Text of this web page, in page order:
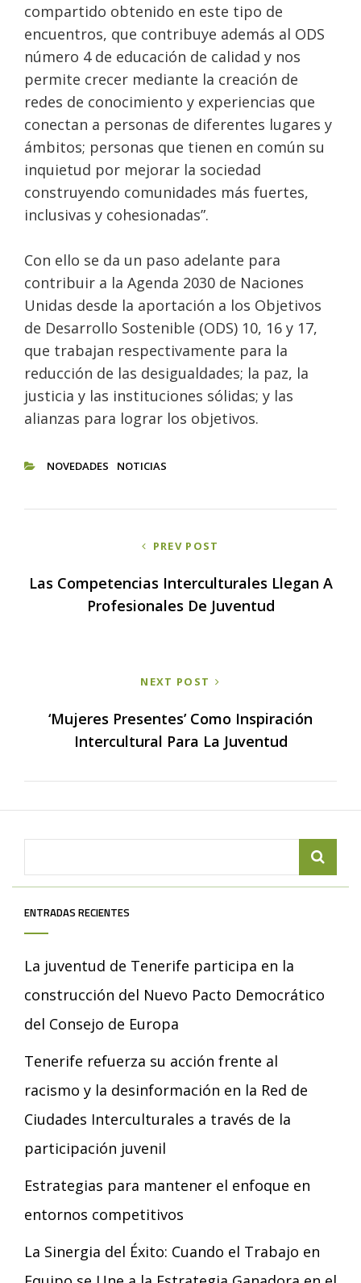
compartido obtenido en este tipo de
encuentros, que contribuye además al ODS
número 4 de educación de calidad y nos
permite crecer mediante la creación de
redes de conocimiento y experiencias que
conectan a personas de diferentes lugares y
ámbitos; personas que tienen en común su
inquietud por mejorar la sociedad
construyendo comunidades más fuertes,
inclusivas y cohesionadas”.
Con ello se da un paso adelante para
contribuir a la Agenda 2030 de Naciones
Unidas desde la aportación a los Objetivos
de Desarrollo Sostenible (ODS) 10, 16 y 17,
que trabajan respectivamente para la
reducción de las desigualdades; la paz, la
justicia y las instituciones sólidas; y las
alianzas para lograr los objetivos.
NOVEDADES NOTICIAS
entradas
PREV POST
Las Competencias Interculturales Llegan A
Profesionales De Juventud
NEXT POST
‘Mujeres Presentes’ Como Inspiración
Intercultural Para La Juventud
for:
ENTRADAS RECIENTES
La juventud de Tenerife participa en la
construcción del Nuevo Pacto Democrático
del Consejo de Europa
Tenerife refuerza su acción frente al
racismo y la desinformación en la Red de
Ciudades Interculturales a través de la
participación juvenil
Estrategias para mantener el enfoque en
entornos competitivos
La Sinergia del Éxito: Cuando el Trabajo en